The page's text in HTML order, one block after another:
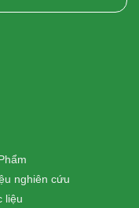
nghiên cứu
liệu